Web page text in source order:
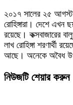
২০১৭ সালের ২৫ আগস্ট
রোহিঙ্গারা। দেশে এখন
রয়েছে। কক্সবাজারের
লাখ রোহিঙ্গা শরণার্থী
আছে। অনেকে অবৈধ
নিউজটি শেয়ার করুন